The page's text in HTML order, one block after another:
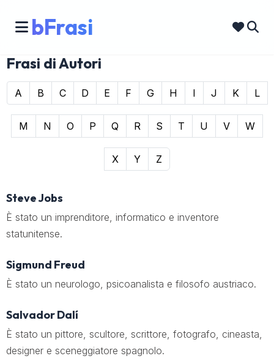
bFrasi
Frasi di Autori
A B C D E F G H I J K L
M N O P Q R S T U V W
X Y Z
Steve Jobs
È stato un imprenditore, informatico e inventore
statunitense.
Sigmund Freud
È stato un neurologo, psicoanalista e filosofo austriaco.
Salvador Dalí
È stato un pittore, scultore, scrittore, fotografo, cineasta,
designer e sceneggiatore spagnolo.